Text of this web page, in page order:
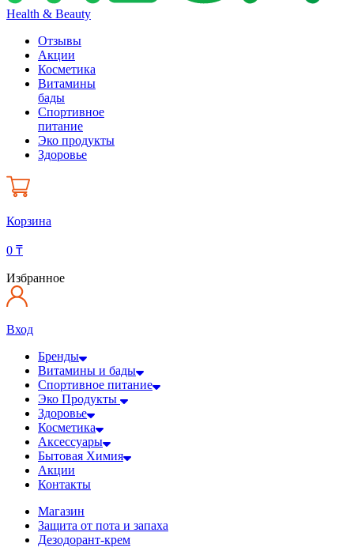
Health & Beauty
Отзывы
Акции
Косметика
Витамины
бады
Спортивное
питание
Эко продукты
Здоровье
Корзина
0 ₸
Избранное
Вход
Бренды
Витамины и бады
Спортивное питание
Эко Продукты
Здоровье
Косметика
Аксессуары
Бытовая Химия
Акции
Контакты
Магазин
Защита от пота и запаха
Дезодорант-крем